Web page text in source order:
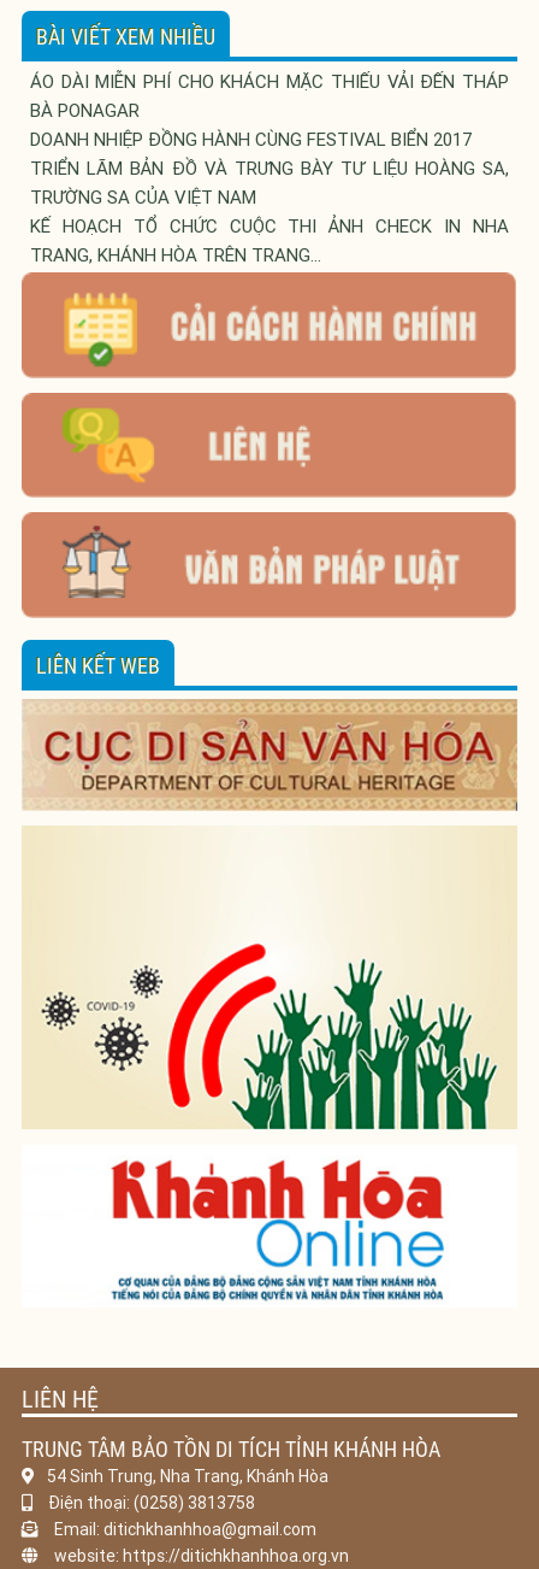
BÀI VIẾT XEM NHIỀU
ÁO DÀI MIỄN PHÍ CHO KHÁCH MẶC THIẾU VẢI ĐẾN THÁP
BÀ PONAGAR
DOANH NHIỆP ĐỒNG HÀNH CÙNG FESTIVAL BIỂN 2017
TRIỂN LÃM BẢN ĐỒ VÀ TRƯNG BÀY TƯ LIỆU HOÀNG SA,
TRƯỜNG SA CỦA VIỆT NAM
KẾ HOẠCH TỔ CHỨC CUỘC THI ẢNH CHECK IN NHA
TRANG, KHÁNH HÒA TRÊN TRANG...
LIÊN KẾT WEB
LIÊN HỆ
TRUNG TÂM BẢO TỒN DI TÍCH TỈNH KHÁNH HÒA
54 Sinh Trung, Nha Trang, Khánh Hòa
Điện thoại: (0258) 3813758
Email: ditichkhanhhoa@gmail.com
website: https://ditichkhanhhoa.org.vn